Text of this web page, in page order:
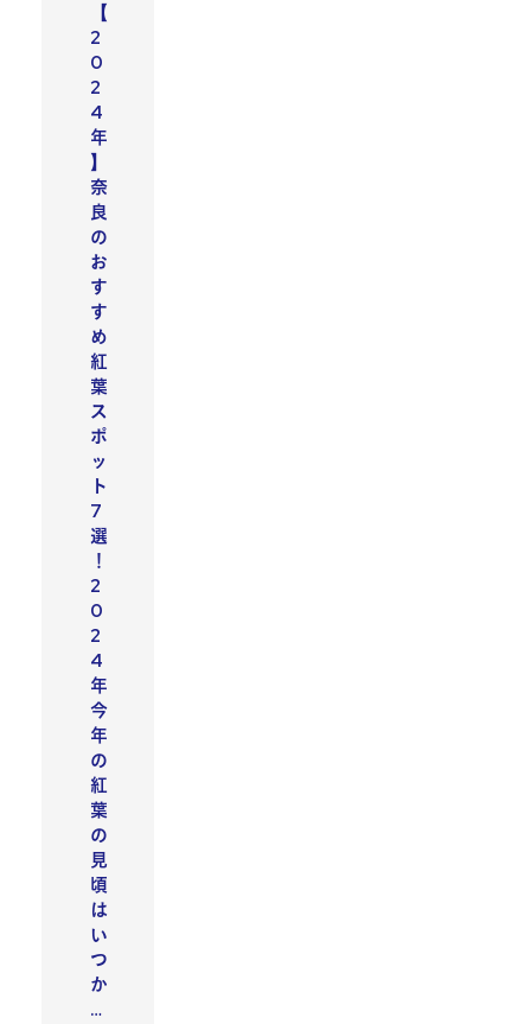
【
2
0
2
4
年
】
奈
良
の
お
す
す
め
紅
葉
ス
ポ
ッ
ト
7
選
！
2
0
2
4
年
今
年
の
紅
葉
の
見
頃
は
い
つ
か
…